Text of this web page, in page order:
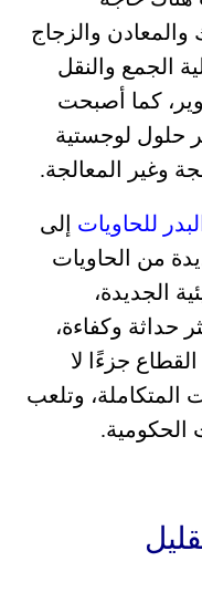
والمعادن والزجاج
الجمع والنقل
كما أصبحت
حلول لوجستية
وغير المعالجة.
البدر للحاويات إلى
من الحاويات
الجديدة،
حداثة وكفاءة،
جزءًا لا
المتكاملة، وتلعب
الحكومية.